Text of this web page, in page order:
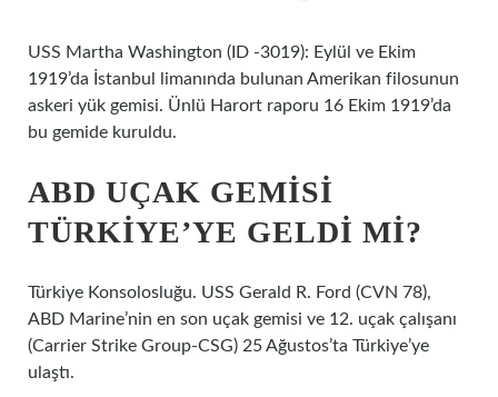
USS Martha Washington (ID -3019): Eylül ve Ekim
1919’da İstanbul limanında bulunan Amerikan filosunun
askeri yük gemisi. Ünlü Harort raporu 16 Ekim 1919’da
bu gemide kuruldu.
ABD UÇAK GEMISI
TÜRKIYE’YE GELDI MI?
Türkiye Konsolosluğu. USS Gerald R. Ford (CVN 78),
ABD Marine’nin en son uçak gemisi ve 12. uçak çalışanı
(Carrier Strike Group-CSG) 25 Ağustos’ta Türkiye’ye
ulaştı.